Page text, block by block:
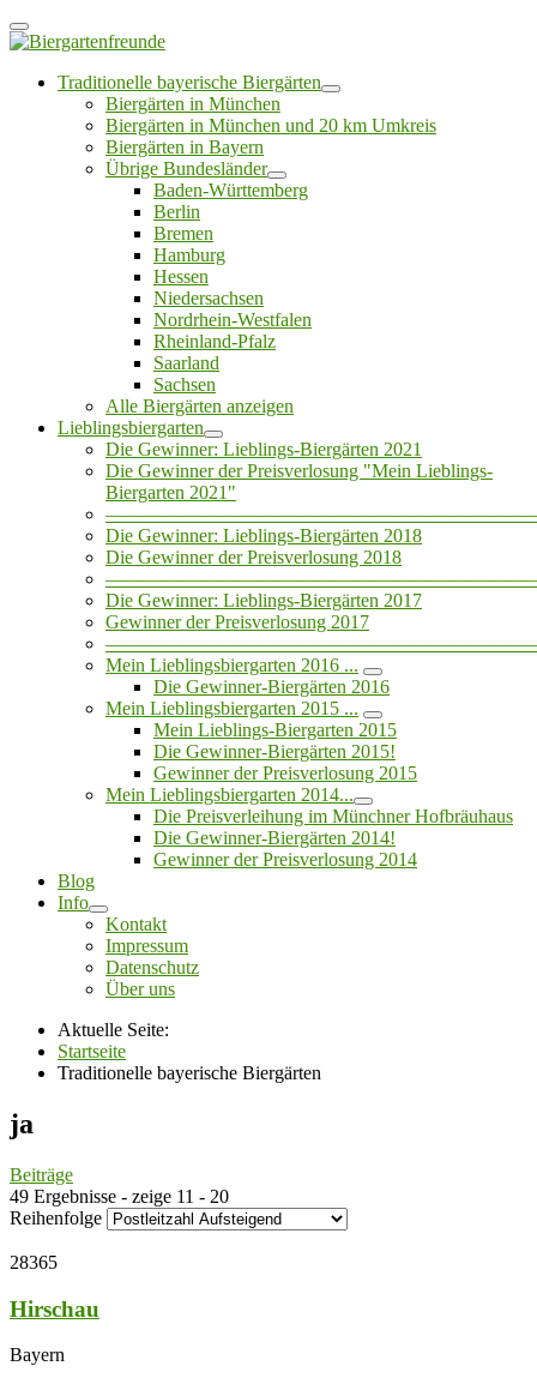
Traditionelle bayerische Biergärten
Biergärten in München
Biergärten in München und 20 km Umkreis
Biergärten in Bayern
Übrige Bundesländer
Baden-Württemberg
Berlin
Bremen
Hamburg
Hessen
Niedersachsen
Nordrhein-Westfalen
Rheinland-Pfalz
Saarland
Sachsen
Alle Biergärten anzeigen
Lieblingsbiergarten
Die Gewinner: Lieblings-Biergärten 2021
Die Gewinner der Preisverlosung "Mein Lieblings-
Biergarten 2021"
Die Gewinner: Lieblings-Biergärten 2018
Die Gewinner der Preisverlosung 2018
Die Gewinner: Lieblings-Biergärten 2017
Gewinner der Preisverlosung 2017
Mein Lieblingsbiergarten 2016 ...
Die Gewinner-Biergärten 2016
Mein Lieblingsbiergarten 2015 ...
Mein Lieblings-Biergarten 2015
Die Gewinner-Biergärten 2015!
Gewinner der Preisverlosung 2015
Mein Lieblingsbiergarten 2014...
Die Preisverleihung im Münchner Hofbräuhaus
Die Gewinner-Biergärten 2014!
Gewinner der Preisverlosung 2014
Blog
Info
Kontakt
Impressum
Datenschutz
Über uns
Aktuelle Seite:
Startseite
Traditionelle bayerische Biergärten
ja
Beiträge
49 Ergebnisse - zeige 11 - 20
Reihenfolge
28365
Hirschau
Bayern